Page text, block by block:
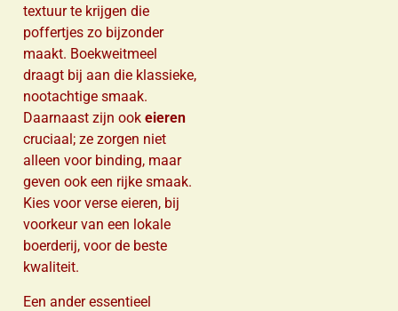
textuur te krijgen die
poffertjes zo bijzonder
maakt. Boekweitmeel
draagt bij aan die klassieke,
nootachtige smaak.
Daarnaast zijn ook eieren
cruciaal; ze zorgen niet
alleen voor binding, maar
geven ook een rijke smaak.
Kies voor verse eieren, bij
voorkeur van een lokale
boerderij, voor de beste
kwaliteit.
Een ander essentieel